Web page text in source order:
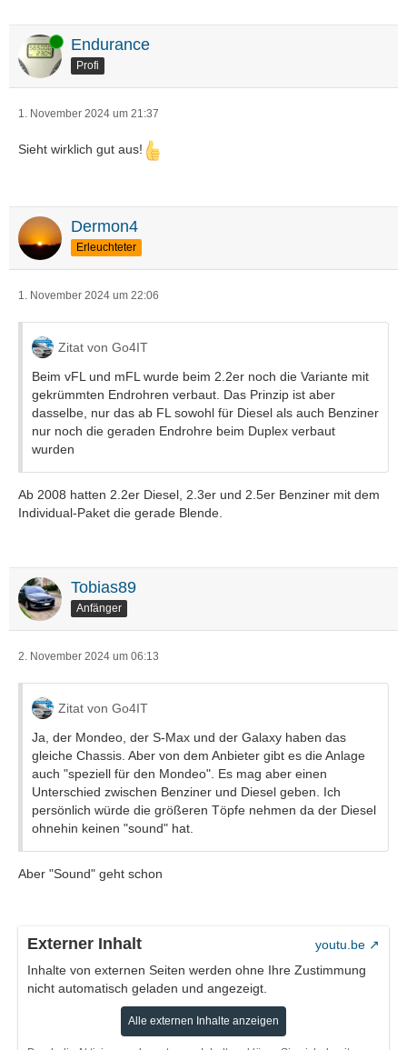
Online Endurance
Profi
1. November 2024 um 21:37
Sieht wirklich gut aus!
Dermon4
Erleuchteter
1. November 2024 um 22:06
Zitat von Go4IT
Beim vFL und mFL wurde beim 2.2er noch die Variante mit
gekrümmten Endrohren verbaut. Das Prinzip ist aber
dasselbe, nur das ab FL sowohl für Diesel als auch Benziner
nur noch die geraden Endrohre beim Duplex verbaut
wurden
Ab 2008 hatten 2.2er Diesel, 2.3er und 2.5er Benziner mit dem
Individual-Paket die gerade Blende.
Tobias89
Anfänger
2. November 2024 um 06:13
Zitat von Go4IT
Ja, der Mondeo, der S-Max und der Galaxy haben das
gleiche Chassis. Aber von dem Anbieter gibt es die Anlage
auch "speziell für den Mondeo". Es mag aber einen
Unterschied zwischen Benziner und Diesel geben. Ich
persönlich würde die größeren Töpfe nehmen da der Diesel
ohnehin keinen "sound" hat.
Aber "Sound" geht schon
Externer Inhalt
youtu.be
Inhalte von externen Seiten werden ohne Ihre Zustimmung
nicht automatisch geladen und angezeigt.
Alle externen Inhalte anzeigen